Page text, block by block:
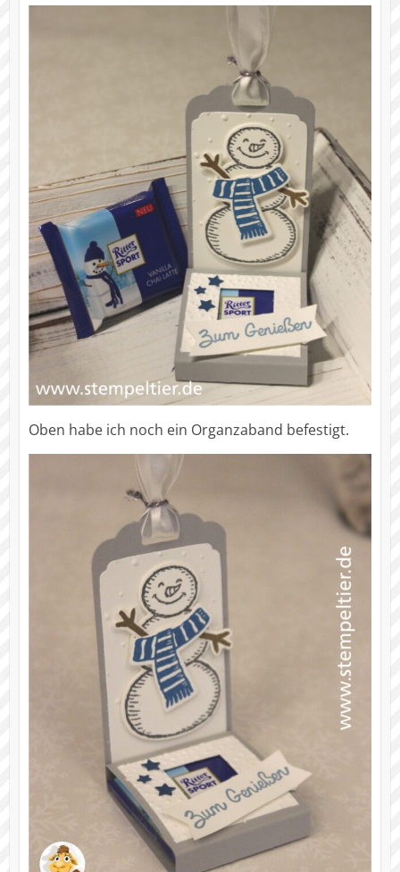
Oben habe ich noch ein Organzaband befestigt.